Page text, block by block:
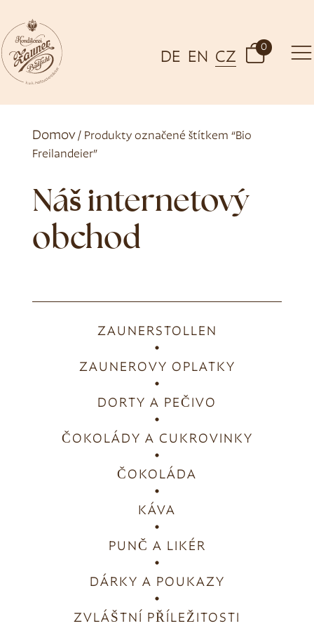
DE EN CZ
0
Domov/ Produkty označené štítkem “Bio
Freilandeier”
Náš internetový
obchod
ZAUNERSTOLLEN
ZAUNEROVY OPLATKY
DORTY A PEČIVO
ČOKOLÁDY A CUKROVINKY
ČOKOLÁDA
KÁVA
PUNČ A LIKÉR
DÁRKY A POUKAZY
ZVLÁŠTNÍ PŘÍLEŽITOSTI